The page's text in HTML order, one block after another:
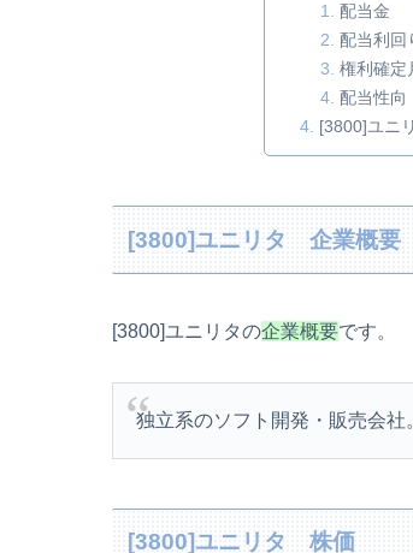
配当金
配当利回
権利確定
配当性向
[3800]ユニ
[3800]ユニリタ 企業概要
[3800]ユニリタの企業概要です。
独立系のソフト開発・販売会社
[3800]ユニリタ 株価